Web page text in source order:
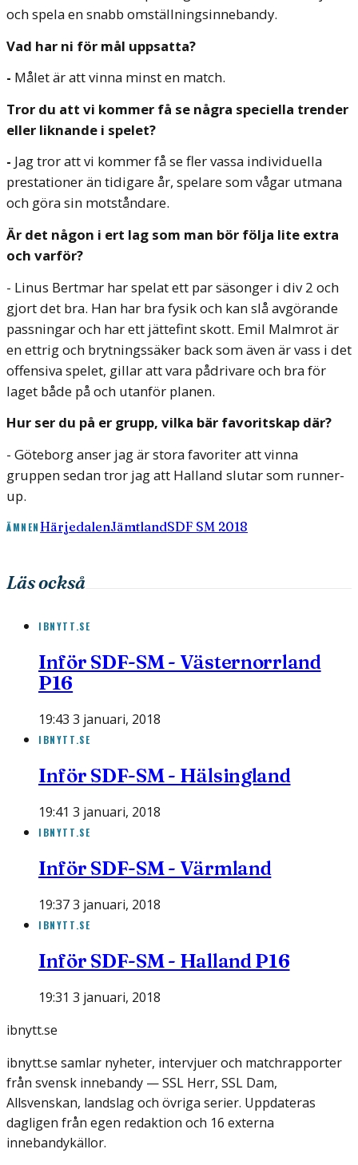
och spela en snabb omställningsinnebandy.
Vad har ni för mål uppsatta?
- Målet är att vinna minst en match.
Tror du att vi kommer få se några speciella trender
eller liknande i spelet?
- Jag tror att vi kommer få se fler vassa individuella
prestationer än tidigare år, spelare som vågar utmana
och göra sin motståndare.
Är det någon i ert lag som man bör följa lite extra
och varför?
- Linus Bertmar har spelat ett par säsonger i div 2 och
gjort det bra. Han har bra fysik och kan slå avgörande
passningar och har ett jättefint skott. Emil Malmrot är
en ettrig och brytningssäker back som även är vass i det
offensiva spelet, gillar att vara pådrivare och bra för
laget både på och utanför planen.
Hur ser du på er grupp, vilka bär favoritskap där?
- Göteborg anser jag är stora favoriter att vinna
gruppen sedan tror jag att Halland slutar som runner-
up.
ÄMNEN HärjedalenJämtlandSDF SM 2018
Läs också
IBNYTT.SE
Inför SDF-SM - Västernorrland
P16
19:43 3 januari, 2018
IBNYTT.SE
Inför SDF-SM - Hälsingland
19:41 3 januari, 2018
IBNYTT.SE
Inför SDF-SM - Värmland
19:37 3 januari, 2018
IBNYTT.SE
Inför SDF-SM - Halland P16
19:31 3 januari, 2018
ibnytt.se
ibnytt.se samlar nyheter, intervjuer och matchrapporter
från svensk innebandy — SSL Herr, SSL Dam,
Allsvenskan, landslag och övriga serier. Uppdateras
dagligen från egen redaktion och 16 externa
innebandykällor.